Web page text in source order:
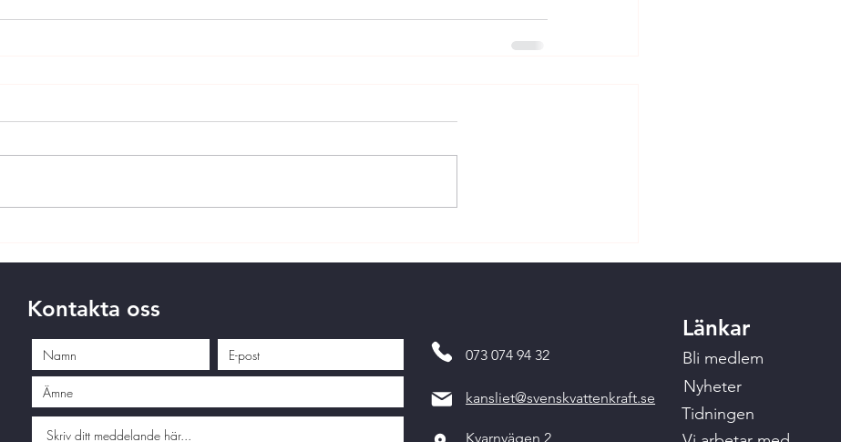
Kontakta oss
073 074 94 32
kansliet@svenskvattenkraft.se
Kvarnvägen 2
Länkar
Bli medlem
Nyheter
Tidningen